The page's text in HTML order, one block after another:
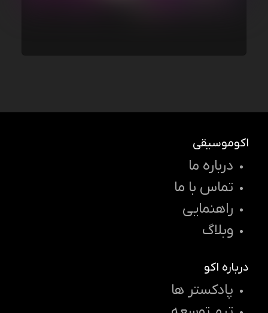
اکوموسیقی
درباره ما
تماس با ما
راهنمایی
وبلاگ
درباره اکو
پادکستر ها